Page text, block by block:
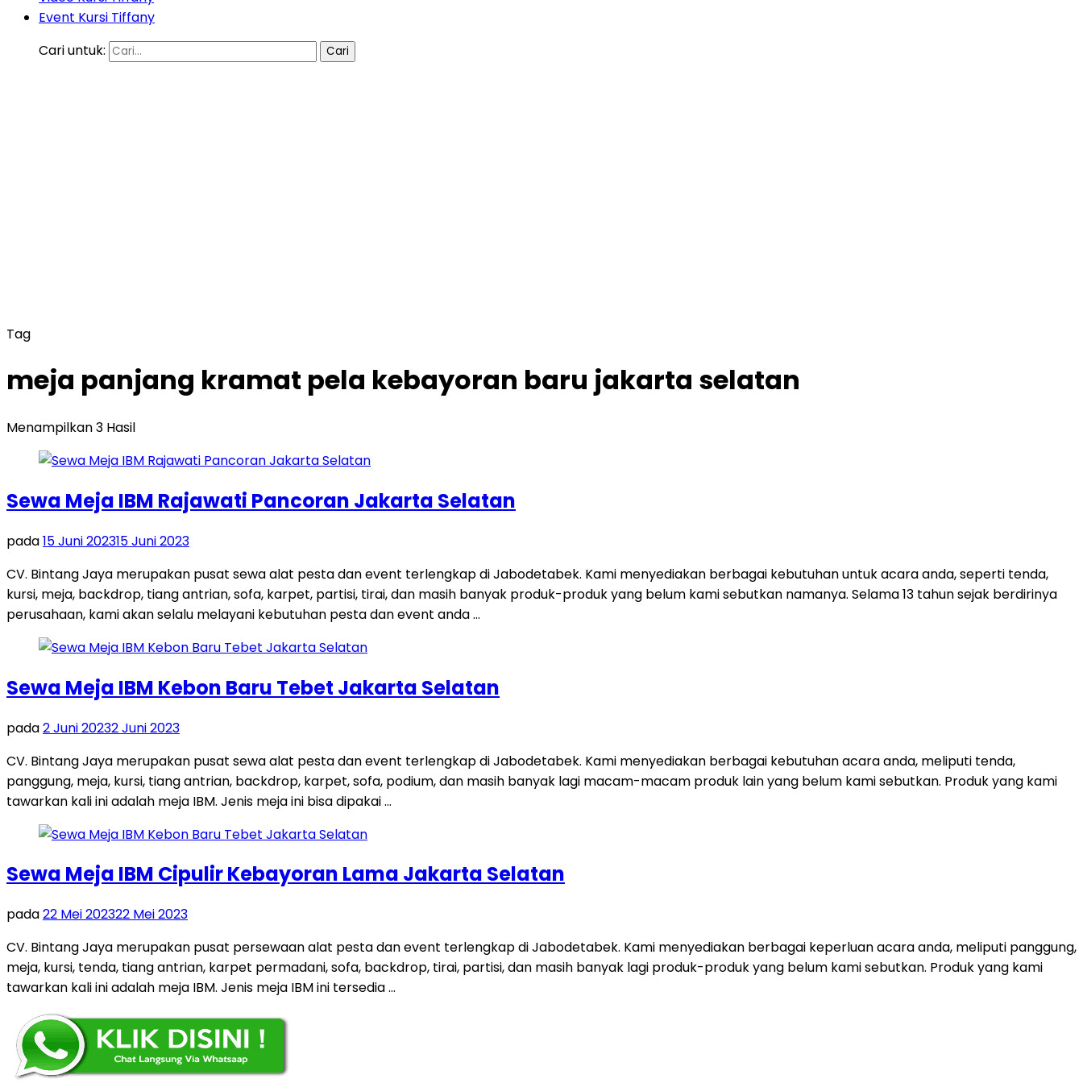
Event Kursi Tiffany
Cari untuk:
Tag
meja panjang kramat pela kebayoran baru jakarta selatan
Menampilkan 3 Hasil
Sewa Meja IBM Rajawati Pancoran Jakarta Selatan
pada15 Juni 202315 Juni 2023
CV. Bintang Jaya merupakan pusat sewa alat pesta dan event terlengkap di Jabodetabek. Kami menyediakan berbagai kebutuhan untuk acara anda, seperti tenda,
kursi, meja, backdrop, tiang antrian, sofa, karpet, partisi, tirai, dan masih banyak produk-produk yang belum kami sebutkan namanya. Selama 13 tahun sejak berdirinya
perusahaan, kami akan selalu melayani kebutuhan pesta dan event anda …
Sewa Meja IBM Kebon Baru Tebet Jakarta Selatan
pada2 Juni 20232 Juni 2023
CV. Bintang Jaya merupakan pusat sewa alat pesta dan event terlengkap di Jabodetabek. Kami menyediakan berbagai kebutuhan acara anda, meliputi tenda,
panggung, meja, kursi, tiang antrian, backdrop, karpet, sofa, podium, dan masih banyak lagi macam-macam produk lain yang belum kami sebutkan. Produk yang kami
tawarkan kali ini adalah meja IBM. Jenis meja ini bisa dipakai …
Sewa Meja IBM Cipulir Kebayoran Lama Jakarta Selatan
pada22 Mei 202322 Mei 2023
CV. Bintang Jaya merupakan pusat persewaan alat pesta dan event terlengkap di Jabodetabek. Kami menyediakan berbagai keperluan acara anda, meliputi panggung,
meja, kursi, tenda, tiang antrian, karpet permadani, sofa, backdrop, tirai, partisi, dan masih banyak lagi produk-produk yang belum kami sebutkan. Produk yang kami
tawarkan kali ini adalah meja IBM. Jenis meja IBM ini tersedia …